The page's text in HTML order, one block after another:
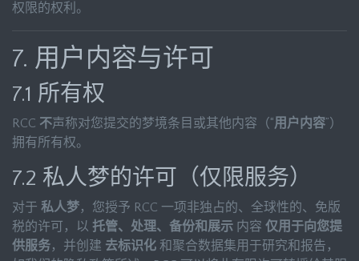
权限的权利。
7. 用户内容与许可
7.1 所有权
RCC 不声称对您提交的梦境条目或其他内容（“用户内容”）
拥有所有权。
7.2 私人梦的许可（仅限服务）
对于 私人梦，您授予 RCC 一项非独占的、全球性的、免版
税的许可，以 托管、处理、备份和展示 内容 仅用于向您提
供服务，并创建 去标识化 和聚合数据集用于研究和报告，